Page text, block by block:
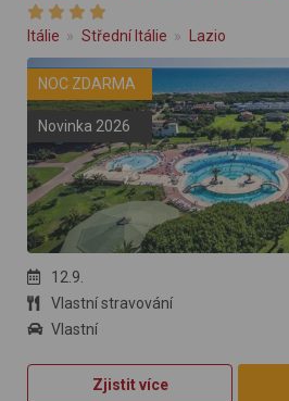
Itálie Střední Itálie Lazio
NOC ZDARMA
Novinka 2026
12.9.
Vlastní stravování
Vlastní
Zjistit více